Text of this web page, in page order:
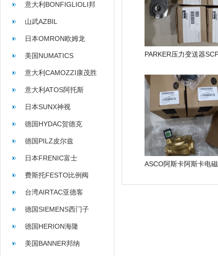
意大利BONFIGLIOLI邦
飞利
山武AZBIL
日本OMRON欧姆龙
美国NUMATICS
意大利CAMOZZI康茂胜
意大利ATOS阿托斯
日本SUNX神视
德国HYDAC贺德克
德国PILZ皮尔兹
日本FRENIC富士
费斯托FESTO比例阀
台湾AIRTAC亚德客
德国SIEMENS西门子
德国HERION海隆
美国BANNER邦纳